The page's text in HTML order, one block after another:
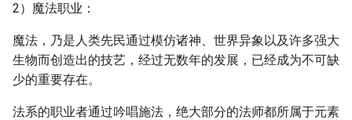
2）魔法职业：
魔法，乃是人类先民通过模仿诸神、世界异象以及许多强大
生物而创造出的技艺，经过无数年的发展，已经成为不可缺
少的重要存在。
法系的职业者通过吟唱施法，绝大部分的法师都所属于元素